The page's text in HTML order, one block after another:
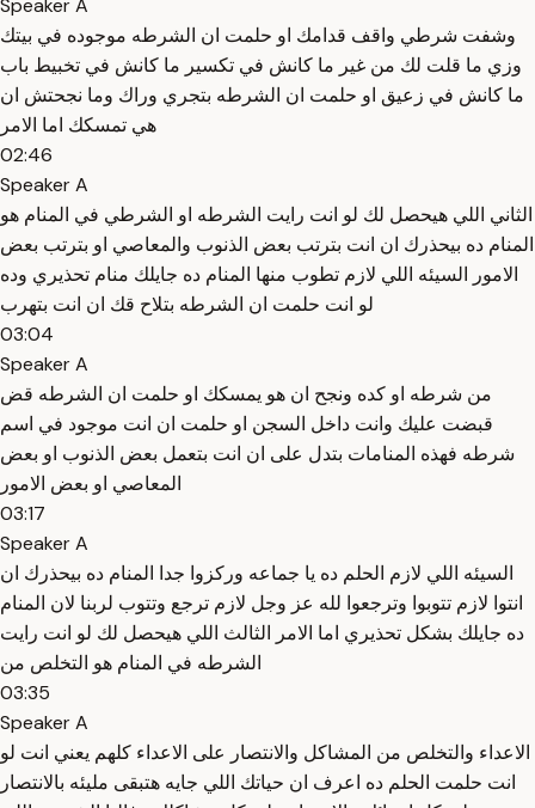
Speaker A
وشفت شرطي واقف قدامك او حلمت ان الشرطه موجوده في بيتك
وزي ما قلت لك من غير ما كانش في تكسير ما كانش في تخبيط باب
ما كانش في زعيق او حلمت ان الشرطه بتجري وراك وما نجحتش ان
هي تمسكك اما الامر
02:46
Speaker A
الثاني اللي هيحصل لك لو انت رايت الشرطه او الشرطي في المنام هو
المنام ده بيحذرك ان انت بترتب بعض الذنوب والمعاصي او بترتب بعض
الامور السيئه اللي لازم تطوب منها المنام ده جايلك منام تحذيري وده
لو انت حلمت ان الشرطه بتلاح قك ان انت بتهرب
03:04
Speaker A
من شرطه او كده ونجح ان هو يمسكك او حلمت ان الشرطه قض
قبضت عليك وانت داخل السجن او حلمت ان انت موجود في اسم
شرطه فهذه المنامات بتدل على ان انت بتعمل بعض الذنوب او بعض
المعاصي او بعض الامور
03:17
Speaker A
السيئه اللي لازم الحلم ده يا جماعه وركزوا جدا المنام ده بيحذرك ان
انتوا لازم تتوبوا وترجعوا لله عز وجل لازم ترجع وتتوب لربنا لان المنام
ده جايلك بشكل تحذيري اما الامر الثالث اللي هيحصل لك لو انت رايت
الشرطه في المنام هو التخلص من
03:35
Speaker A
الاعداء والتخلص من المشاكل والانتصار على الاعداء كلهم يعني انت لو
انت حلمت الحلم ده اعرف ان حياتك اللي جايه هتبقى مليئه بالانتصار